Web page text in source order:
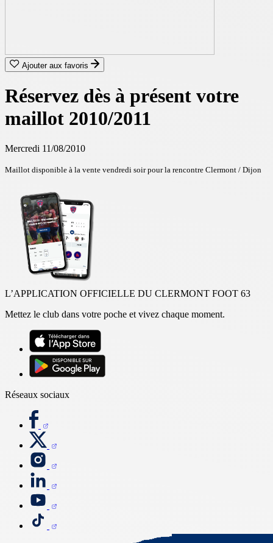
Ajouter aux favoris
Réservez dès à présent votre
maillot 2010/2011
Mercredi 11/08/2010
Maillot disponible à la vente vendredi soir pour la rencontre Clermont / Dijon
L’APPLICATION OFFICIELLE DU CLERMONT FOOT 63
Mettez le club dans votre poche et vivez chaque moment.
Réseaux sociaux